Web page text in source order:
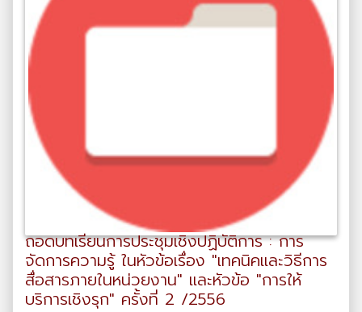
ถอดบทเรียนการประชุมเชิงปฏิบัติการ : การ
จัดการความรู้ ในหัวข้อเรื่อง "เทคนิคและวิธีการ
สื่อสารภายในหน่วยงาน" และหัวข้อ "การให้
บริการเชิงรุก" ครั้งที่ 2 /2556